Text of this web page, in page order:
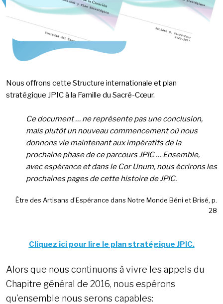
Nous offrons cette Structure internationale et plan
stratégique JPIC à la Famille du Sacré-Cœur.
Ce document … ne représente pas une conclusion,
mais plutôt un nouveau commencement où nous
donnons vie maintenant aux impératifs de la
prochaine phase de ce parcours JPIC … Ensemble,
avec espérance et dans le Cor Unum, nous écrirons les
prochaines pages de cette histoire de JPIC.
Être des Artisans d’Espérance dans Notre Monde Béni et Brisé, p.
28
Cliquez ici pour lire le plan stratégique JPIC.
Alors que nous continuons à vivre les appels du
Chapitre général de 2016, nous espérons
qu’ensemble nous serons capables: